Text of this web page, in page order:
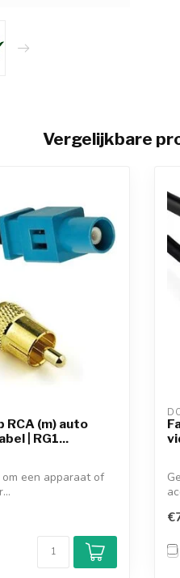
Vergelijkbare
RCA (m) auto
| RG1...
een apparaat of